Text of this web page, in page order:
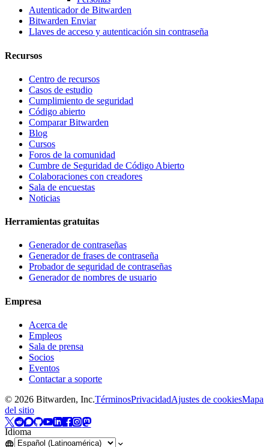
Autenticador de Bitwarden
Bitwarden Enviar
Llaves de acceso y autenticación sin contraseña
Recursos
Centro de recursos
Casos de estudio
Cumplimiento de seguridad
Código abierto
Comparar Bitwarden
Blog
Cursos
Foros de la comunidad
Cumbre de Seguridad de Código Abierto
Colaboraciones con creadores
Sala de encuestas
Noticias
Herramientas gratuitas
Generador de contraseñas
Generador de frases de contraseña
Probador de seguridad de contraseñas
Generador de nombres de usuario
Empresa
Acerca de
Empleos
Sala de prensa
Socios
Eventos
Contactar a soporte
© 2026 Bitwarden, Inc.TérminosPrivacidadAjustes de cookiesMapa
del sitio
Idioma